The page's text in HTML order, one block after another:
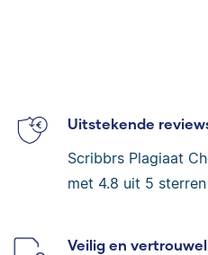
Uitstekende
Scribbrs Plagiaat
met 4.8 uit 5 sterren
Veilig en